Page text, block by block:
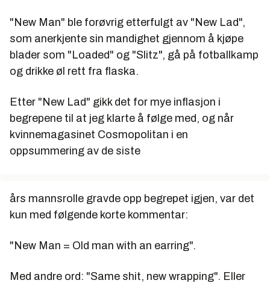
"New Man" ble forøvrig etterfulgt av "New Lad",
som anerkjente sin mandighet gjennom å kjøpe
blader som "Loaded" og "Slitz", gå på fotballkamp
og drikke øl rett fra flaska.
Etter "New Lad" gikk det for mye inflasjon i
begrepene til at jeg klarte å følge med, og når
kvinnemagasinet Cosmopolitan i en
oppsummering av de siste
års mannsrolle gravde opp begrepet igjen, var det
kun med følgende korte kommentar:
"New Man = Old man with an earring".
Med andre ord: "Same shit, new wrapping". Eller